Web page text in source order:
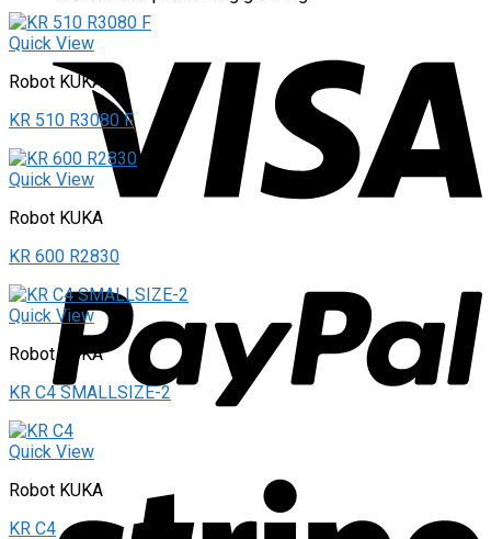
Quick View
Robot KUKA
KR 510 R3080 F
Quick View
Robot KUKA
KR 600 R2830
Quick View
Robot KUKA
KR C4 SMALLSIZE-2
Quick View
Robot KUKA
KR C4